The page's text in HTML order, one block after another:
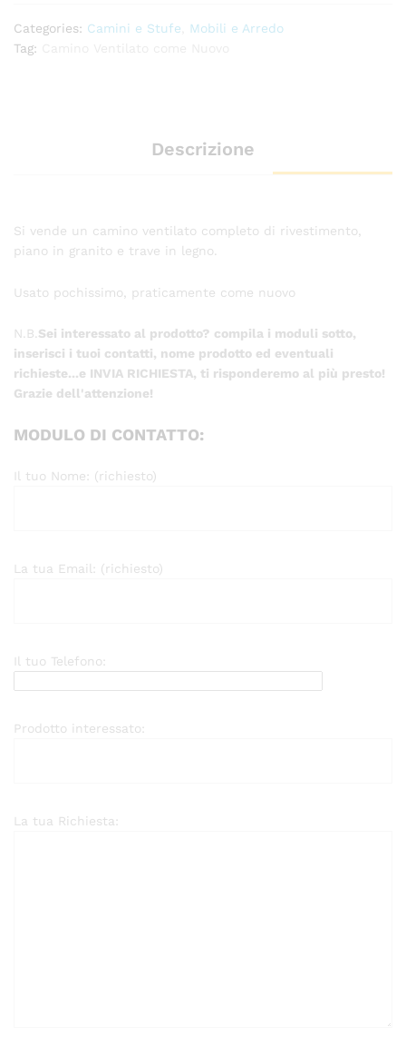
Categories: Camini e Stufe
Mobili e Arredo
Tag:
Descrizione
Si vende un camino ventilato completo di rivestimento,
piano in granito e trave in legno.
Usato pochissimo, praticamente come nuovo
N.B.Sei interessato al prodotto? compila i moduli sotto,
inserisci i tuoi contatti, nome prodotto ed eventuali
richieste...e INVIA RICHIESTA, ti risponderemo al più presto!
Grazie dell'attenzione!
MODULO DI CONTATTO:
Il tuo Nome: (richiesto)
La tua Email: (richiesto)
Il tuo Telefono:
Prodotto interessato:
La tua Richiesta: